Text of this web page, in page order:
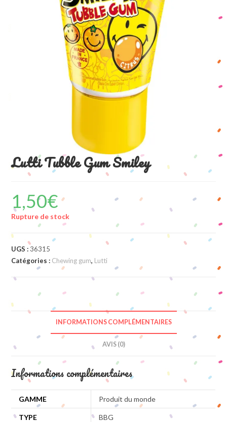
Lutti Tubble Gum Smiley
1,50€
Rupture de stock
UGS : 36315
Catégories : Chewing gum, Lutti
INFORMATIONS COMPLÉMENTAIRES
AVIS (0)
Informations complémentaires
GAMME Produit du monde
TYPE BBG